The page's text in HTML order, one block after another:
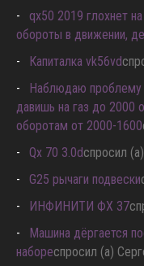
qx50 2019 глохнет
обороты в движении,
Капиталка vk56vd
Наблюдаю проблему
давишь на газ до 2000
оборотам от 2000-1600
Qx 70 3.0dспросил
G25 рычаги подвески
ИНФИНИТИ ФХ 37
Машина дёргается
набореспросил (а)